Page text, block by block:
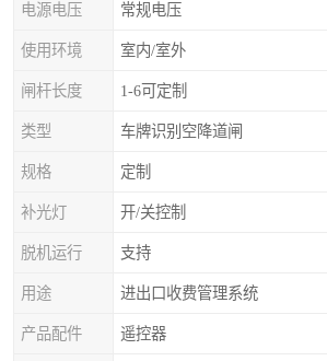
电源电压 常规电压
使用环境 室内/室外
闸杆长度 1-6可定制
类型 车牌识别空降道闸
规格 定制
补光灯 开/关控制
脱机运行 支持
用途 进出口收费管理系统
产品配件 遥控器